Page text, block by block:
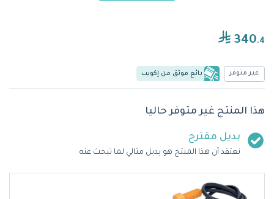
340.4
غير متوفر بائع موثق من إكويب
هذا المنتج غير متوفر حاليا
بديل مقترح
نعتقد أن هذا المنتج هو بديل مثالي لما تبحث عنه